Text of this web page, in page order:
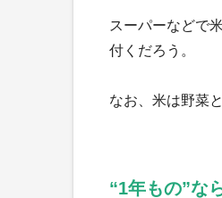
スーパーなどで
付くだろう。
なお、米は野菜
“1年もの”な